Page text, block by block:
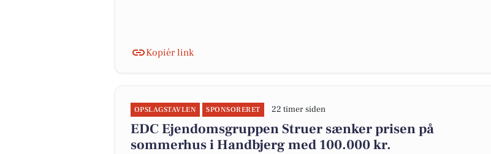
Kopiér link
OPSLAGSTAVLEN SPONSORERET 22 timer siden
EDC Ejen­doms­grup­pen Struer sænker prisen på
sommerhus i Handbjerg med 100.000 kr.